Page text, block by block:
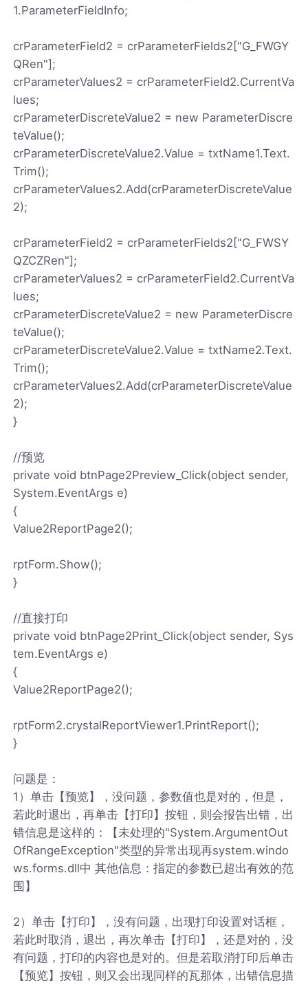
1.ParameterFieldInfo;
crParameterField2 = crParameterFields2["G_FWGY
QRen"];
crParameterValues2 = crParameterField2.CurrentVa
lues;
crParameterDiscreteValue2 = new ParameterDiscre
teValue();
crParameterDiscreteValue2.Value = txtName1.Text.
Trim();
crParameterValues2.Add(crParameterDiscreteValue
2);
crParameterField2 = crParameterFields2["G_FWSY
QZCZRen"];
crParameterValues2 = crParameterField2.CurrentVa
lues;
crParameterDiscreteValue2 = new ParameterDiscre
teValue();
crParameterDiscreteValue2.Value = txtName2.Text.
Trim();
crParameterValues2.Add(crParameterDiscreteValue
2);
}
//预览
private void btnPage2Preview_Click(object sender,
System.EventArgs e)
{
Value2ReportPage2();
rptForm.Show();
}
//直接打印
private void btnPage2Print_Click(object sender, Sys
tem.EventArgs e)
{
Value2ReportPage2();
rptForm2.crystalReportViewer1.PrintReport();
}
问题是：
1）单击【预览】，没问题，参数值也是对的，但是，
若此时退出，再单击【打印】按钮，则会报告出错，出
错信息是这样的：【未处理的"System.ArgumentOut
OfRangeException"类型的异常出现再system.windo
ws.forms.dll中 其他信息：指定的参数已超出有效的范
围】
2）单击【打印】，没有问题，出现打印设置对话框，
若此时取消，退出，再次单击【打印】，还是对的，没
有问题，打印的内容也是对的。但是若取消打印后单击
【预览】按钮，则又会出现同样的瓦那体，出错信息描